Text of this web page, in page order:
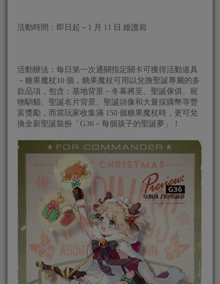
活動時間：即日起－1 月 11 日 維護前
活動辦法：每日第一次通關指定關卡可獲得活動道具
－糖果魔杖10 個，糖果魔杖可用以兌換聖誕專屬的多
款品項，包含：基地背景－冬幕將至、聖誕傢俱、寵
物馴貓、聖誕名片背景、聖誕頭像和大量採購幣等豐
富獎勵，而當玩家收集滿 150 個糖果魔杖時，更可兌
換全新聖誕裝扮「G36－每個孩子的聖誕夢」！